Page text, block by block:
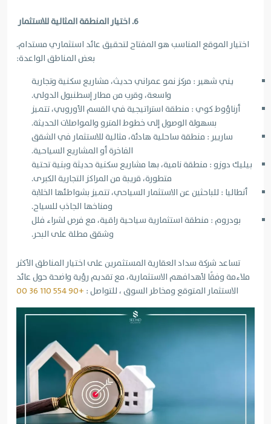
6. اختيار المنطقة المثالية للاستثمار
اختيار الموقع المناسب هو المفتاح لتحقيق عائد استثماري مستدام.
بعض المناطق الواعدة:
يني شهير : مركز نمو عمراني حديث، مشاريع سكنية وتجارية
واسعة، وقرب من مطار إسطنبول الدولي.
أرناؤوط كوي : منطقة استراتيجية في القسم الأوروبي، تتميز
بسهولة الوصول إلى خطوط المترو والمواصلات الحديثة.
ساريير : منطقة ساحلية هادئة، مثالية للاستثمار في الشقق
الفاخرة أو المشاريع السياحية.
بيليك دوزو : منطقة نامية، بها مشاريع سكنية حديثة وبنية تحتية
متطورة، قريبة من المراكز التجارية الكبرى.
أنطاليا : للباحثين عن الاستثمار السياحي، تتميز بشواطئها الخلابة
ومناخها الجاذب للسياح.
بودروم : منطقة استثمارية سياحية راقية، مع فرص لشراء فلل
وشقق مطلة على البحر.
تساعد شركة سداد العقارية المستثمرين على اختيار المناطق الأكثر
ملاءمة وفقًا لأهدافهم الاستثمارية، مع تقديم رؤية واضحة حول عائد
الاستثمار المتوقع ومخاطر السوق ، للتواصل : +90 554 110 36 00